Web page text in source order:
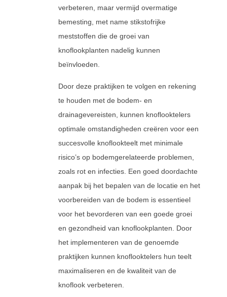
verbeteren, maar vermijd overmatige
bemesting, met name stikstofrijke
meststoffen die de groei van
knoflookplanten nadelig kunnen
beïnvloeden.
Door deze praktijken te volgen en rekening
te houden met de bodem- en
drainagevereisten, kunnen knoflooktelers
optimale omstandigheden creëren voor een
succesvolle knoflookteelt met minimale
risico’s op bodemgerelateerde problemen,
zoals rot en infecties. Een goed doordachte
aanpak bij het bepalen van de locatie en het
voorbereiden van de bodem is essentieel
voor het bevorderen van een goede groei
en gezondheid van knoflookplanten. Door
het implementeren van de genoemde
praktijken kunnen knoflooktelers hun teelt
maximaliseren en de kwaliteit van de
knoflook verbeteren.